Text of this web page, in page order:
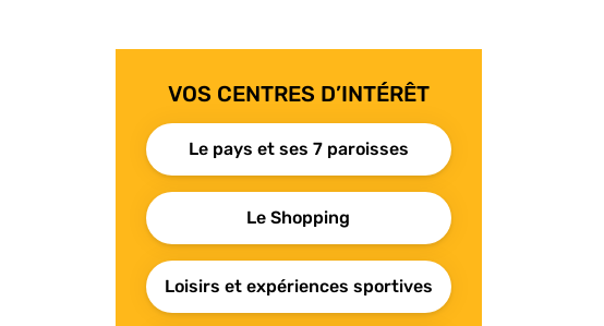
VOS CENTRES D’INTÉRÊT
Le pays et ses 7 paroisses
Le Shopping
Loisirs et expériences sportives